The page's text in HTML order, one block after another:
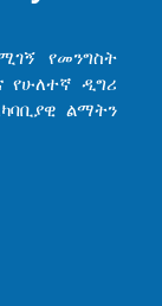
የመንግስት
የሁለተኛ ዲግሪ
ልማትን